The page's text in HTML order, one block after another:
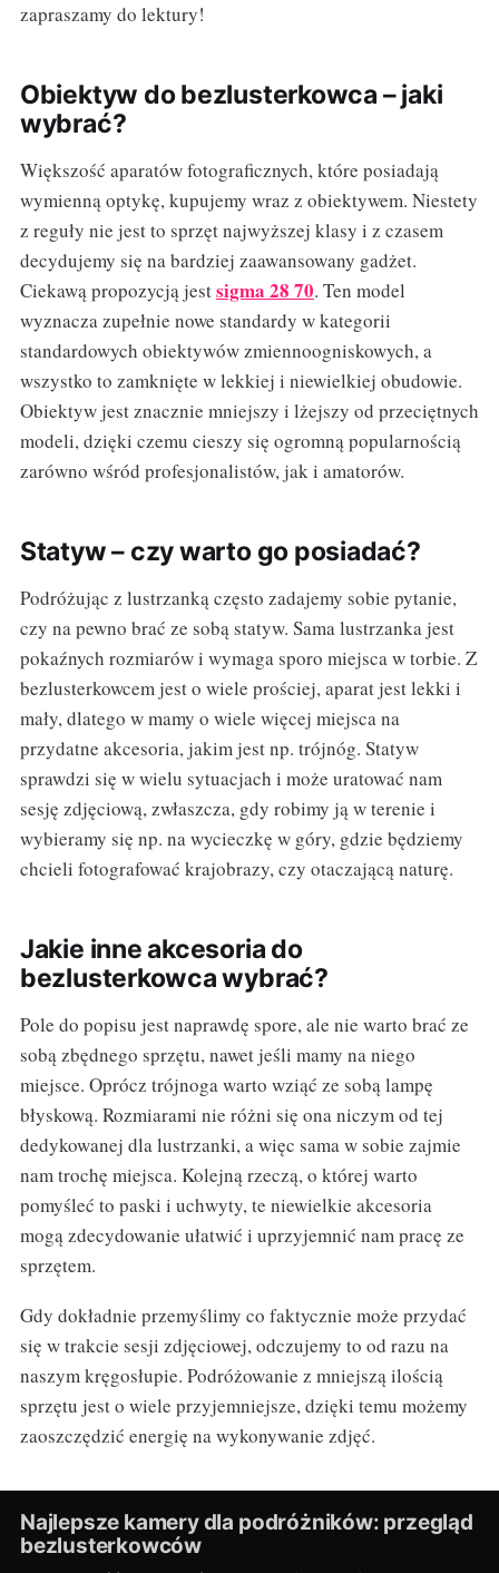
zapraszamy do lektury!
Obiektyw do bezlusterkowca – jaki
wybrać?
Większość aparatów fotograficznych, które posiadają
wymienną optykę, kupujemy wraz z obiektywem. Niestety
z reguły nie jest to sprzęt najwyższej klasy i z czasem
decydujemy się na bardziej zaawansowany gadżet.
Ciekawą propozycją jestsigma 28 70. Ten model
wyznacza zupełnie nowe standardy w kategorii
standardowych obiektywów zmiennoogniskowych, a
wszystko to zamknięte w lekkiej i niewielkiej obudowie.
Obiektyw jest znacznie mniejszy i lżejszy od przeciętnych
modeli, dzięki czemu cieszy się ogromną popularnością
zarówno wśród profesjonalistów, jak i amatorów.
Statyw – czy warto go posiadać?
Podróżując z lustrzanką często zadajemy sobie pytanie,
czy na pewno brać ze sobą statyw. Sama lustrzanka jest
pokaźnych rozmiarów i wymaga sporo miejsca w torbie. Z
bezlusterkowcem jest o wiele prościej, aparat jest lekki i
mały, dlatego w mamy o wiele więcej miejsca na
przydatne akcesoria, jakim jest np. trójnóg. Statyw
sprawdzi się w wielu sytuacjach i może uratować nam
sesję zdjęciową, zwłaszcza, gdy robimy ją w terenie i
wybieramy się np. na wycieczkę w góry, gdzie będziemy
chcieli fotografować krajobrazy, czy otaczającą naturę.
Jakie inne akcesoria do
bezlusterkowca wybrać?
Pole do popisu jest naprawdę spore, ale nie warto brać ze
sobą zbędnego sprzętu, nawet jeśli mamy na niego
miejsce. Oprócz trójnoga warto wziąć ze sobą lampę
błyskową. Rozmiarami nie różni się ona niczym od tej
dedykowanej dla lustrzanki, a więc sama w sobie zajmie
nam trochę miejsca. Kolejną rzeczą, o której warto
pomyśleć to paski i uchwyty, te niewielkie akcesoria
mogą zdecydowanie ułatwić i uprzyjemnić nam pracę ze
sprzętem.
Gdy dokładnie przemyślimy co faktycznie może przydać
się w trakcie sesji zdjęciowej, odczujemy to od razu na
naszym kręgosłupie. Podróżowanie z mniejszą ilością
sprzętu jest o wiele przyjemniejsze, dzięki temu możemy
zaoszczędzić energię na wykonywanie zdjęć.
Najlepsze kamery dla podróżników: przegląd
bezlusterkowców